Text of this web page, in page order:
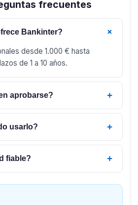
frecuentes
Bankinter? +
desde 1.000 € hasta
de 1 a 10 años.
aprobarse? +
usarlo? +
fiable? +